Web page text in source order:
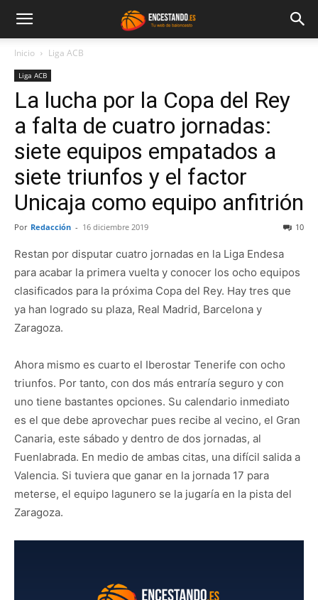
Inicio Liga ACB
Liga ACB
La lucha por la Copa del Rey
a falta de cuatro jornadas:
siete equipos empatados a
siete triunfos y el factor
Unicaja como equipo anfitrión
Por Redacción - 16 diciembre 2019 10
Restan por disputar cuatro jornadas en la Liga Endesa
para acabar la primera vuelta y conocer los ocho equipos
clasificados para la próxima Copa del Rey. Hay tres que
ya han logrado su plaza, Real Madrid, Barcelona y
Zaragoza.
Ahora mismo es cuarto el Iberostar Tenerife con ocho
triunfos. Por tanto, con dos más entraría seguro y con
uno tiene bastantes opciones. Su calendario inmediato
es el que debe aprovechar pues recibe al vecino, el Gran
Canaria, este sábado y dentro de dos jornadas, al
Fuenlabrada. En medio de ambas citas, una difícil salida a
Valencia. Si tuviera que ganar en la jornada 17 para
meterse, el equipo lagunero se la jugaría en la pista del
Zaragoza.